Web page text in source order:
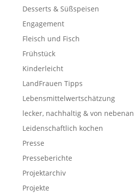
Desserts & Süßspeisen
Engagement
Fleisch und Fisch
Frühstück
Kinderleicht
LandFrauen Tipps
Lebensmittelwertschätzung
lecker, nachhaltig & von nebenan
Leidenschaftlich kochen
Presse
Presseberichte
Projektarchiv
Projekte